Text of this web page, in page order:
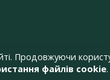
Продовжуючи
файлів cookie.